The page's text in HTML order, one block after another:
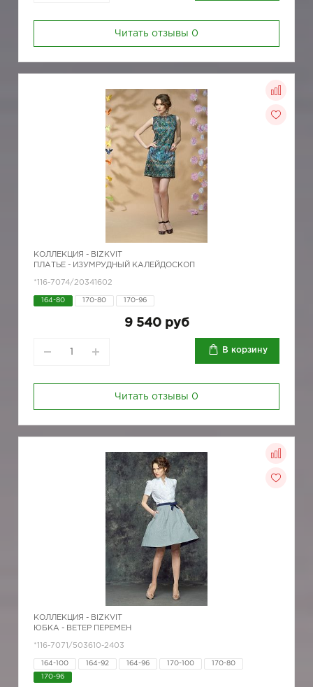
Читать отзывы 0
КОЛЛЕКЦИЯ - BIZKVIT
ПЛАТЬЕ - ИЗУМРУДНЫЙ КАЛЕЙДОСКОП
*116-7074/20341602
164-80 170-80 170-96
9 540 руб
В корзину
Читать отзывы 0
КОЛЛЕКЦИЯ - BIZKVIT
ЮБКА - ВЕТЕР ПЕРЕМЕН
*116-7071/503610-2403
164-100 164-92 164-96 170-100 170-80
170-96